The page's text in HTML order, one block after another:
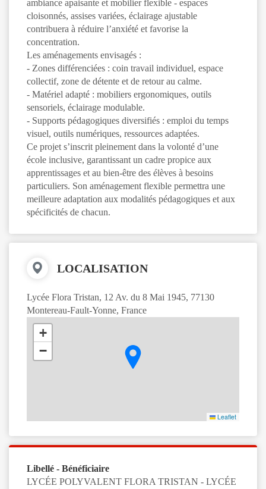
ambiance apaisante et mobilier flexible - espaces
cloisonnés, assises variées, éclairage ajustable
contribuera à réduire l’anxiété et favorise la
concentration.
Les aménagements envisagés :
- Zones différenciées : coin travail individuel, espace
collectif, zone de détente et de retour au calme.
- Matériel adapté : mobiliers ergonomiques, outils
sensoriels, éclairage modulable.
- Supports pédagogiques diversifiés : emploi du temps
visuel, outils numériques, ressources adaptées.
Ce projet s’inscrit pleinement dans la volonté d’une
école inclusive, garantissant un cadre propice aux
apprentissages et au bien-être des élèves à besoins
particuliers. Son aménagement flexible permettra une
meilleure adaptation aux modalités pédagogiques et aux
spécificités de chacun.
LOCALISATION
Lycée Flora Tristan, 12 Av. du 8 Mai 1945, 77130
Montereau-Fault-Yonne, France
+
−
Leaflet
Libellé - Bénéficiaire
LYCÉE POLYVALENT FLORA TRISTAN - LYCÉE